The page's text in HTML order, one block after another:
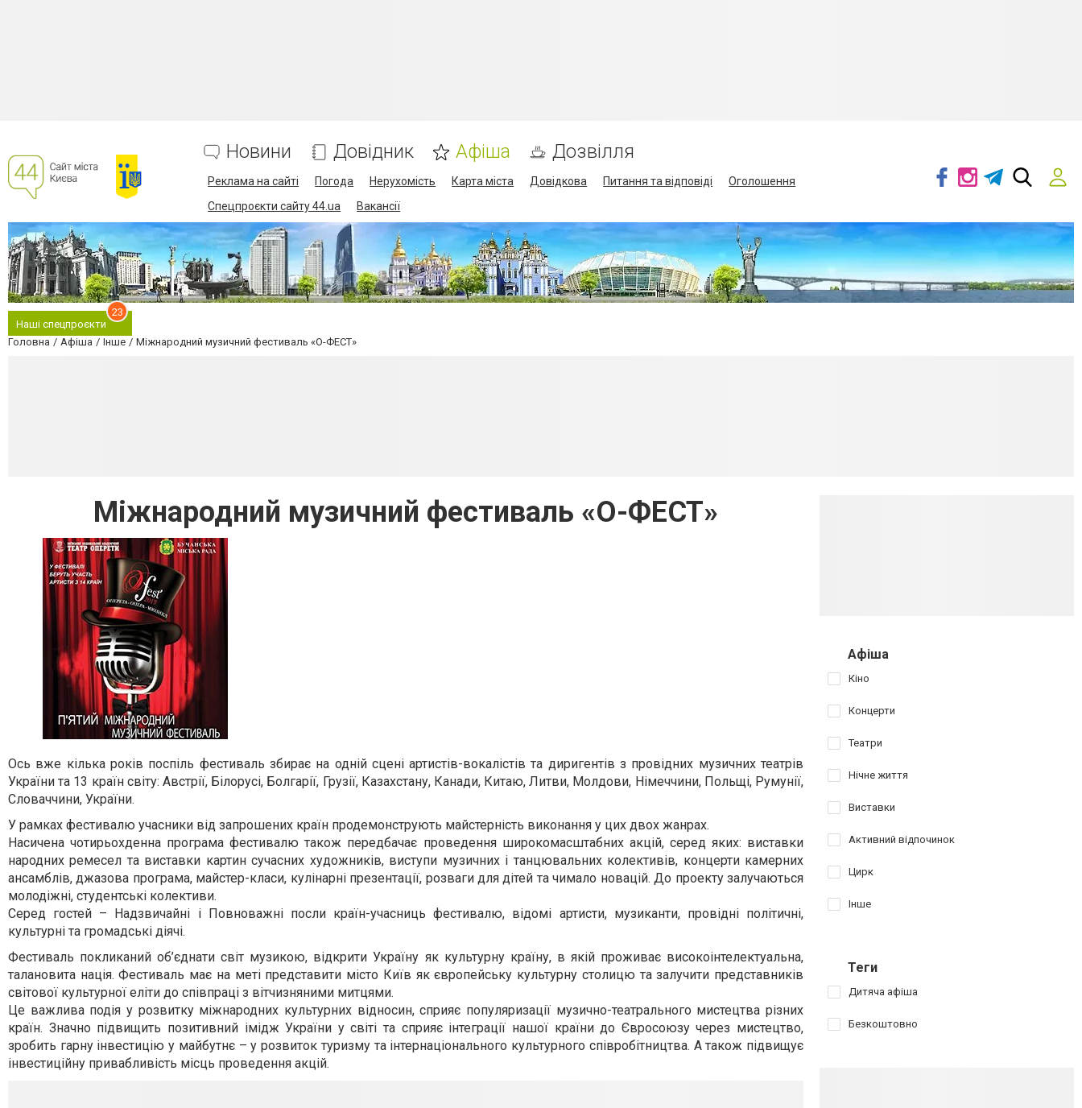
Новини Довідник Афіша Дозвілля
Реклама на сайті Погода Нерухомість Карта міста Довідкова Питання та відповіді
Оголошення
Спецпроєкти сайту 44.ua
Вакансії
Наші спецпроєкти
23
Головна Афіша Інше Міжнародний музичний фестиваль «О-ФЕСТ»
Міжнародний музичний фестиваль «О-ФЕСТ»
Ось вже кілька років поспіль фестиваль збирає на одній сцені артистів-вокалістів та диригентів з провідних музичних театрів
України та 13 країн світу: Австрії, Білорусі, Болгарії, Грузії, Казахстану, Канади, Китаю, Литви, Молдови, Німеччини, Польщі, Румунії,
Словаччини, України.
У рамках фестивалю учасники від запрошених країн продемонструють майстерність виконання у цих двох жанрах.
Насичена чотирьохденна програма фестивалю також передбачає проведення широкомасштабних акцій, серед яких: виставки
народних ремесел та виставки картин сучасних художників, виступи музичних і танцювальних колективів, концерти камерних
ансамблів, джазова програма, майстер-класи, кулінарні презентації, розваги для дітей та чимало новацій. До проекту залучаються
молодіжні, студентські колективи.
Серед гостей – Надзвичайні і Повноважні посли країн-учасниць фестивалю, відомі артисти, музиканти, провідні політичні,
культурні та громадські діячі.
Фестиваль покликаний об’єднати світ музикою, відкрити Україну як культурну країну, в якій проживає високоінтелектуальна,
талановита нація. Фестиваль має на меті представити місто Київ як європейську культурну столицю та залучити представників
світової культурної еліти до співпраці з вітчизняними митцями.
Це важлива подія у розвитку міжнародних культурних відносин, сприяє популяризації музично-театрального мистецтва різних
країн. Значно підвищить позитивний імідж України у світі та сприяє інтеграції нашої країни до Євросоюзу через мистецтво,
зробить гарну інвестицію у майбутнє – у розвиток туризму та інтернаціонального культурного співробітництва. А також підвищує
інвестиційну привабливість місць проведення акцій.
Афіша
Кіно
Концерти
Театри
Нічне життя
Виставки
Активний відпочинок
Цирк
Інше
Теги
Дитяча афіша
Безкоштовно